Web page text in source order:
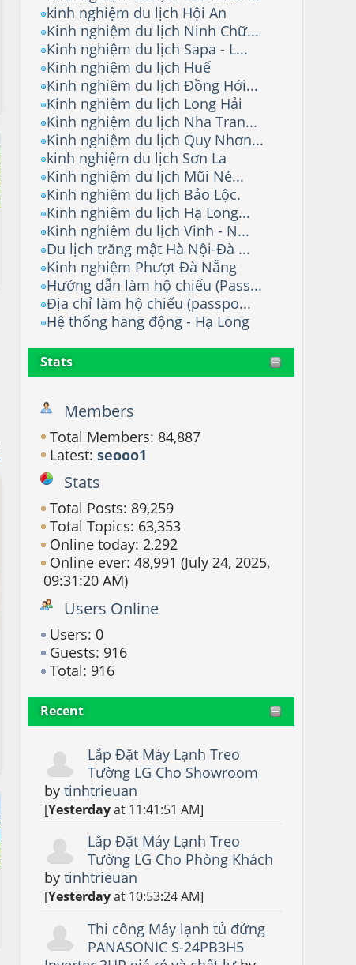
kinh nghiệm du lịch Hội An
Kinh nghiệm du lịch Ninh Chữ...
Kinh nghiệm du lịch Sapa - L...
Kinh nghiệm du lịch Huế
Kinh nghiệm du lịch Đồng Hới...
Kinh nghiệm du lịch Long Hải
Kinh nghiệm du lịch Nha Tran...
Kinh nghiệm du lịch Quy Nhơn...
kinh nghiệm du lịch Sơn La
Kinh nghiệm du lịch Mũi Né...
Kinh nghiệm du lịch Bảo Lộc.
Kinh nghiệm du lịch Hạ Long...
Kinh nghiệm du lịch Vinh - N...
Du lịch trăng mật Hà Nội-Đà ...
Kinh nghiệm Phượt Đà Nẵng
Hướng dẫn làm hộ chiếu (Pass...
Địa chỉ làm hộ chiếu (passpo...
Hệ thống hang động - Hạ Long
Stats
Members
Total Members: 84,887
Latest:seooo1
Stats
Total Posts: 89,259
Total Topics: 63,353
Online today: 2,292
Online ever: 48,991 (July 24, 2025,
09:31:20 AM)
Users Online
Users: 0
Guests: 916
Total: 916
Recent
Lắp Đặt Máy Lạnh Treo
Tường LG Cho Showroom
bytinhtrieuan
[Yesterdayat 11:41:51 AM]
Lắp Đặt Máy Lạnh Treo
Tường LG Cho Phòng Khách
bytinhtrieuan
[Yesterdayat 10:53:24 AM]
Thi công Máy lạnh tủ đứng
PANASONIC S-24PB3H5